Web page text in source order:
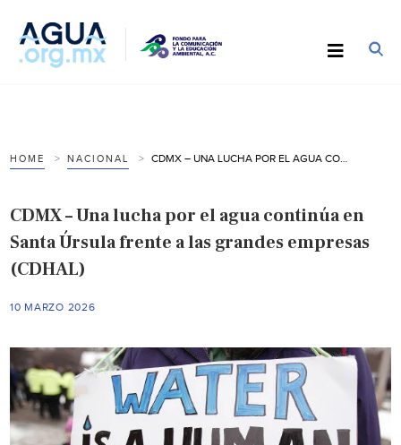
HOME NACIONAL
CDMX – Una lucha por el agua continúa en
Santa Úrsula frente a las grandes empresas
(CDHAL)
10 MARZO 2026